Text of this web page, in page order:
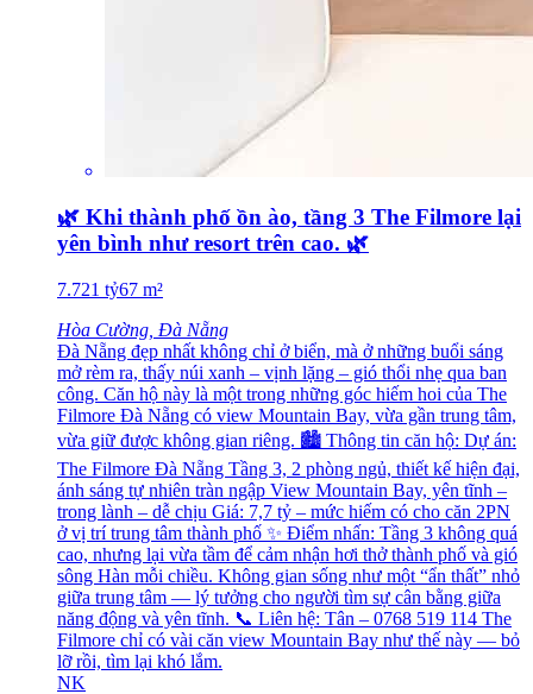
🌿 Khi thành phố ồn ào, tầng 3 The Filmore lại
yên bình như resort trên cao. 🌿
7.721 tỷ67 m²
Hòa Cường, Đà Nẵng
Đà Nẵng đẹp nhất không chỉ ở biển, mà ở những buổi sáng
mở rèm ra, thấy núi xanh – vịnh lặng – gió thổi nhẹ qua ban
công. Căn hộ này là một trong những góc hiếm hoi của The
Filmore Đà Nẵng có view Mountain Bay, vừa gần trung tâm,
vừa giữ được không gian riêng. 🏙 Thông tin căn hộ: Dự án:
The Filmore Đà Nẵng Tầng 3, 2 phòng ngủ, thiết kế hiện đại,
ánh sáng tự nhiên tràn ngập View Mountain Bay, yên tĩnh –
trong lành – dễ chịu Giá: 7,7 tỷ – mức hiếm có cho căn 2PN
ở vị trí trung tâm thành phố ✨ Điểm nhấn: Tầng 3 không quá
cao, nhưng lại vừa tầm để cảm nhận hơi thở thành phố và gió
sông Hàn mỗi chiều. Không gian sống như một “ẩn thất” nhỏ
giữa trung tâm — lý tưởng cho người tìm sự cân bằng giữa
năng động và yên tĩnh. 📞 Liên hệ: Tân – 0768 519 114 The
Filmore chỉ có vài căn view Mountain Bay như thế này — bỏ
lỡ rồi, tìm lại khó lắm.
NK